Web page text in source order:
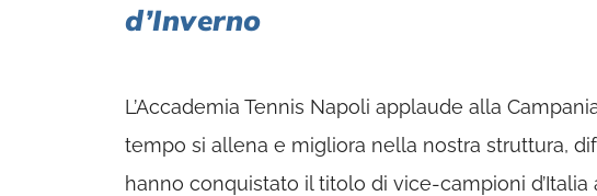
d’Inverno
L’Accademia Tennis Napoli applaude alla
tempo si allena e migliora nella nostra struttura,
hanno conquistato il titolo di vice-campioni d’Italia